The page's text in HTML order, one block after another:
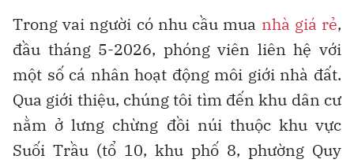
Trong vai người có nhu cầu mua nhà giá rẻ,
đầu tháng 5-2026, phóng viên liên hệ với
một số cá nhân hoạt động môi giới nhà đất.
Qua giới thiệu, chúng tôi tìm đến khu dân cư
nằm ở lưng chừng đồi núi thuộc khu vực
Suối Trầu (tổ 10, khu phố 8, phường Quy